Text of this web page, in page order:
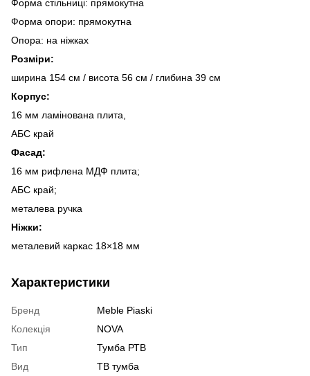
Форма стільниці: прямокутна
Форма опори: прямокутна
Опора: на ніжках
Розміри:
ширина 154 см / висота 56 ​​см / глибина 39 см
Корпус:
16 мм ламінована плита,
АБС край
Фасад:
16 мм рифлена МДФ плита;
АБС край;
металева ручка
Ніжки:
металевий каркас 18×18 мм
Характеристики
Бренд
Meble Piaski
Колекція
NOVA
Тип
Тумба РТВ
Вид
ТВ тумба